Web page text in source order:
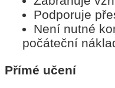
Podporuje
Není nutné
počáteční
Přímé učení